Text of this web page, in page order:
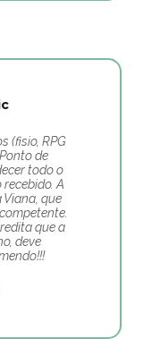
(fisio, RPG
de
todo o
A
Viana, que
que a
deve